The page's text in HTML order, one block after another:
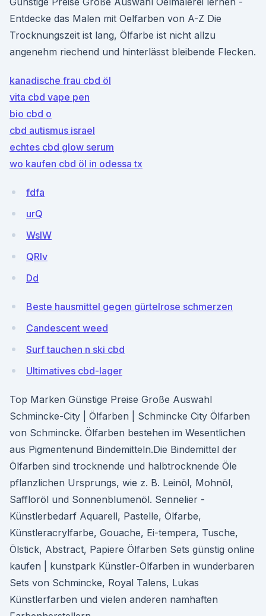
Entdecke das Malen mit Oelfarben von A-Z Die
Trocknungszeit ist lang, Ölfarbe ist nicht allzu
angenehm riechend und hinterlässt bleibende Flecken.
kanadische frau cbd öl
vita cbd vape pen
bio cbd o
cbd autismus israel
echtes cbd glow serum
wo kaufen cbd öl in odessa tx
fdfa
urQ
WslW
QRIv
Dd
Beste hausmittel gegen gürtelrose schmerzen
Candescent weed
Surf tauchen n ski cbd
Ultimatives cbd-lager
Top Marken Günstige Preise Große Auswahl
Schmincke-City | Ölfarben | Schmincke City Ölfarben
von Schmincke. Ölfarben bestehen im Wesentlichen
aus Pigmentenund Bindemitteln.Die Bindemittel der
Ölfarben sind trocknende und halbtrocknende Öle
pflanzlichen Ursprungs, wie z. B. Leinöl, Mohnöl,
Saffloröl und Sonnenblumenöl. Sennelier -
Künstlerbedarf Aquarell, Pastelle, Ölfarbe,
Künstleracrylfarbe, Gouache, Ei-tempera, Tusche,
Ölstick, Abstract, Papiere Ölfarben Sets günstig online
kaufen | kunstpark Künstler-Ölfarben in wunderbaren
Sets von Schmincke, Royal Talens, Lukas
Künstlerfarben und vielen anderen namhaften